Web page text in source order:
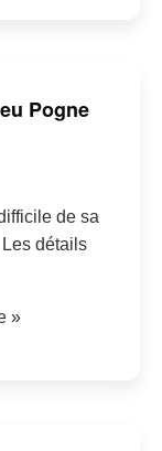
Pogne
de sa
détails
»